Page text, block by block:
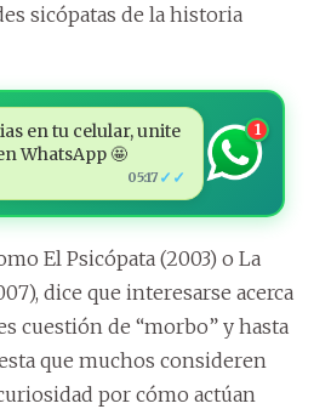
sicópatas de la historia
en tu celular, unite
WhatsApp 🤩
05:17 ✓✓
1
El Psicópata (2003) o La
dice que interesarse acerca
cuestión de “morbo” y hasta
que muchos consideren
por cómo actúan